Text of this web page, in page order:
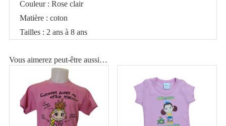
miroir
Couleur : Rose clair
Matière : coton
Tailles : 2 ans à 8 ans
Vous aimerez peut-être aussi…